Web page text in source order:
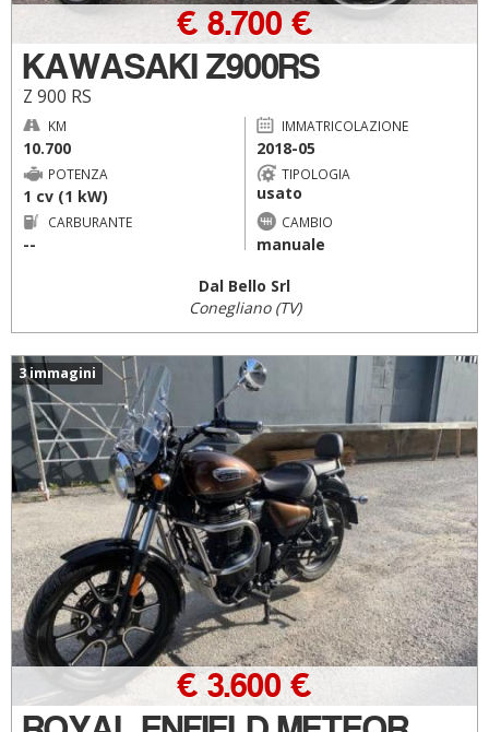
KAWASAKI Z900RS
Z 900 RS
€ 8.700 €
KM
10.700
IMMATRICOLAZIONE
2018-05
POTENZA
1 cv (1 kW)
TIPOLOGIA
usato
CARBURANTE
--
CAMBIO
manuale
Dal Bello Srl
Conegliano (TV)
3 immagini
€ 3.600 €